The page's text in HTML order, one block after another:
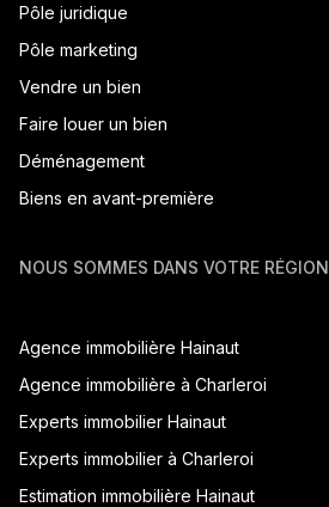
Pôle juridique
Pôle marketing
Vendre un bien
Faire louer un bien
Déménagement
Biens en avant-première
NOUS SOMMES DANS VOTRE RÉGION
Agence immobilière Hainaut
Agence immobilière à Charleroi
Experts immobilier Hainaut
Experts immobilier à Charleroi
Estimation immobilière Hainaut